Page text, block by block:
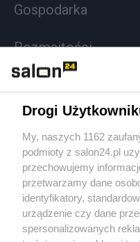
Gospodarka
Rozmaitości
Sport
Społeczeństwo
Kultura
Drogi
My, naszych 1162
podmioty z salon24.pl
przechowujemy
przetwarzamy dane
identyfikatory,
urządzenie czy dane
spersonalizowanych